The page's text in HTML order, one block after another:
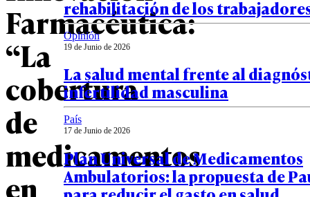
Farmacéutica:
“La
cobertura
de
medicamentos
en
rehabilitación de los
Opinión
19 de Junio de 2026
La salud mental frente al
infertilidad masculina
País
17 de Junio de 2026
Plan Universal de Medicamentos
Ambulatorios: la propuesta de